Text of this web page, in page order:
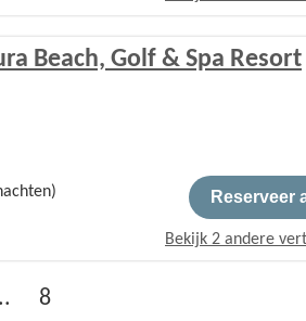
Beach, Golf & Spa Resort
Reserveer
Bekijk 2 andere
8